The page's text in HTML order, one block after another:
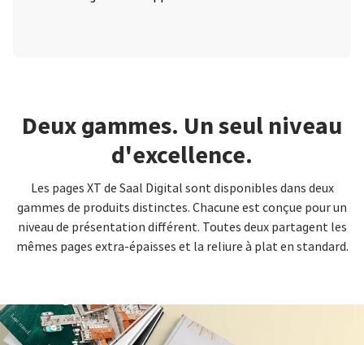
Deux gammes. Un seul niveau
d'excellence.
Les pages XT de Saal Digital sont disponibles dans deux
gammes de produits distinctes. Chacune est conçue pour un
niveau de présentation différent. Toutes deux partagent les
mêmes pages extra-épaisses et la reliure à plat en standard.